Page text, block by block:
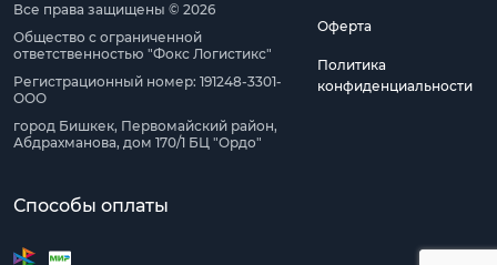
Все права защищены © 2026
Общество с ограниченной
ответственностью "Фокс Логистикс"
Регистрационный номер: 191248-3301-
ООО
город Бишкек, Первомайский район,
Абдрахманова, дом 170/1 БЦ "Ордо"
Оферта
Политика
конфиденциальности
Способы оплаты